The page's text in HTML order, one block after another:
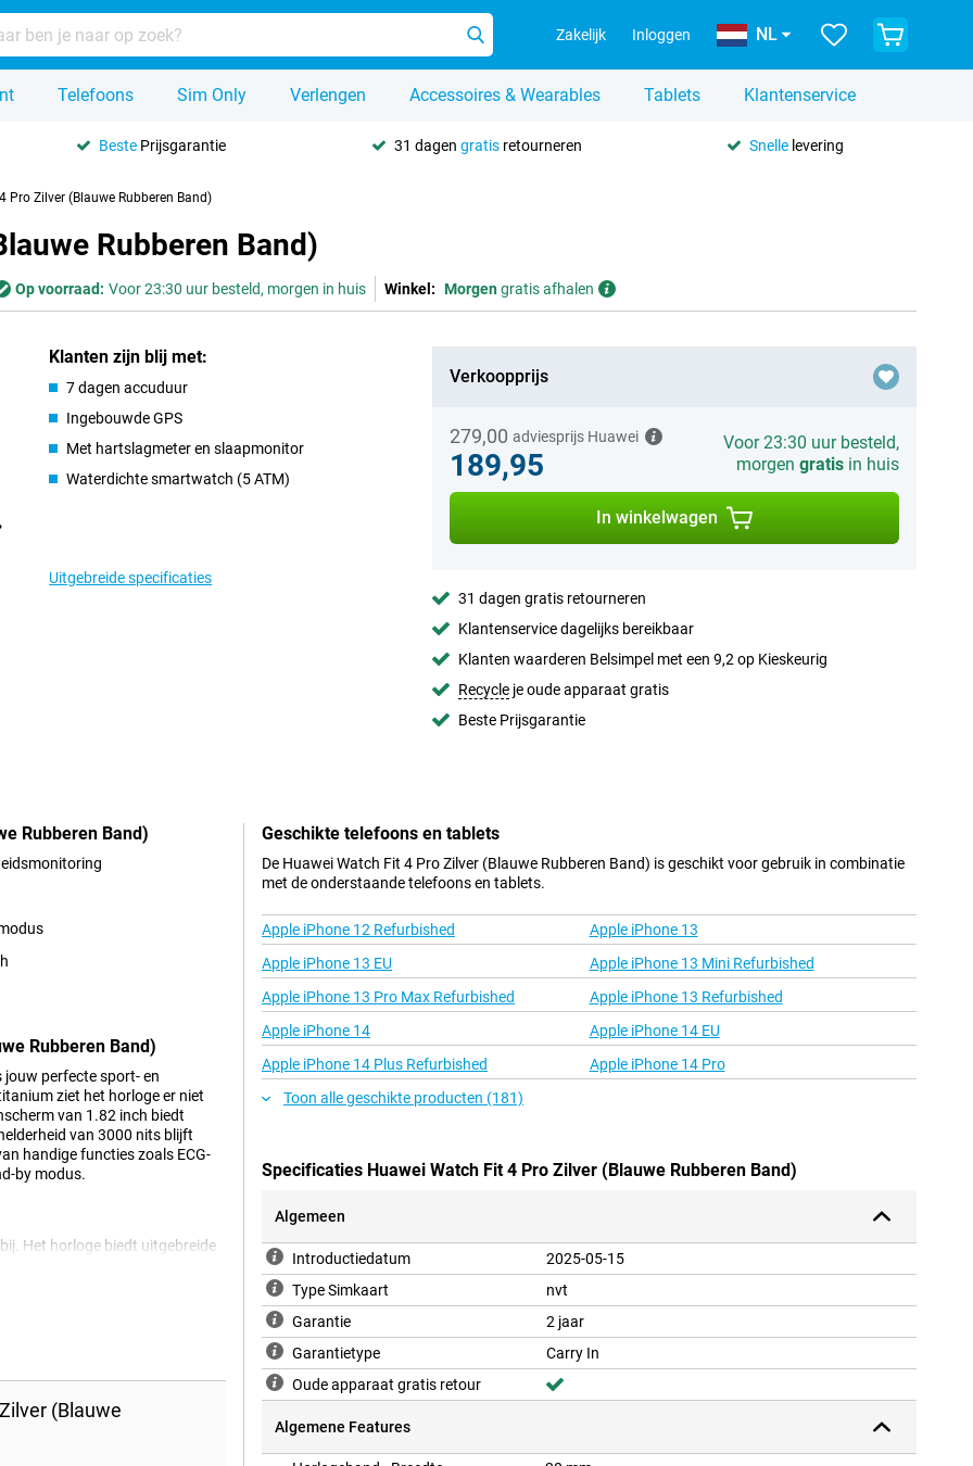
Zakelijk Inloggen NL
Telefoons Sim Only Verlengen Accessoires & Wearables Tablets Klantenservice
Beste Prijsgarantie 31 dagen gratisretourneren Snellelevering
Pro Zilver (Blauwe Rubberen Band)
Rubberen Band)
Op voorraad: Voor 23:30 uur besteld, morgen in huis Winkel: Morgengratis afhalen
Klanten zijn blij met:
7 dagen accuduur
Ingebouwde GPS
Met hartslagmeter en slaapmonitor
Waterdichte smartwatch (5 ATM)
Uitgebreide specificaties
Verkoopprijs
279,00 adviesprijs Huawei
189,95
Voor 23:30 uur besteld,
morgen gratisin huis
In winkelwagen
31 dagen gratis retourneren
Klantenservice dagelijks bereikbaar
Klanten waarderen Belsimpel met een 9,2 op Kieskeurig
Recycleje oude apparaat gratis
Beste Prijsgarantie
Rubberen Band)
Rubberen Band)
jouw perfecte sport- en
ziet het horloge er niet
van 1.82 inch biedt
van 3000 nits blijft
handige functies zoals ECG-
by modus.
Het horloge biedt uitgebreide
vroegtijdig opsporen. Ook
bij normaal gebruik tot 7
Geen probleem, dankzij
(Blauwe
Geschikte telefoons en tablets
De Huawei Watch Fit 4 Pro Zilver (Blauwe Rubberen Band) is geschikt voor gebruik in combinatie
met de onderstaande telefoons en tablets.
Apple iPhone 12 Refurbished
Apple iPhone 13
Apple iPhone 13 EU
Apple iPhone 13 Mini Refurbished
Apple iPhone 13 Pro Max Refurbished
Apple iPhone 13 Refurbished
Apple iPhone 14
Apple iPhone 14 EU
Apple iPhone 14 Plus Refurbished
Apple iPhone 14 Pro
Toon alle geschikte producten (181)
Specificaties Huawei Watch Fit 4 Pro Zilver (Blauwe Rubberen Band)
Algemeen
Introductiedatum
2025-05-15
Type Simkaart
nvt
Garantie
2 jaar
Garantietype
Carry In
Oude apparaat gratis retour
Algemene Features